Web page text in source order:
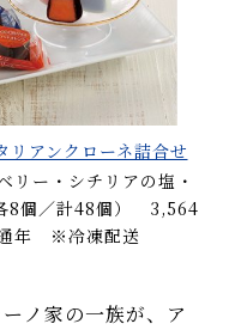
リアンクローネ詰合せ
リー・シチリアの塩・
8個／計48個） 3,564
年 ※冷凍配送
ノ家の一族が、ア